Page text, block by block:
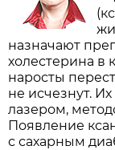
назначают
холестерина в
наросты
не исчезнут.
лазером,
Появление
с сахарным